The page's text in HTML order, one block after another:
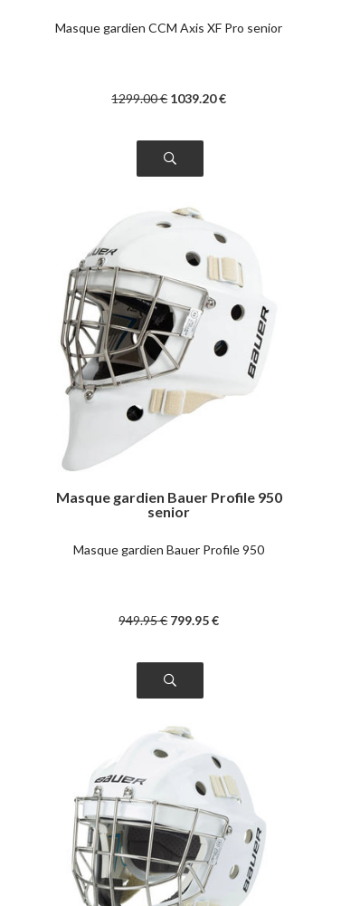
Masque gardien CCM Axis XF Pro senior
1299.00€ 1039.20€
Masque gardien Bauer Profile 950
senior
Masque gardien Bauer Profile 950
949.95€ 799.95€